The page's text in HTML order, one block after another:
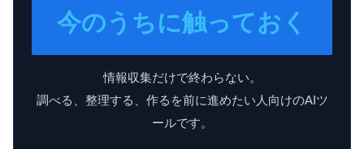
今のうちに触っておく
情報収集だけで終わらない。
調べる、整理する、作るを前に進めたい人向けのAIツ
ールです。